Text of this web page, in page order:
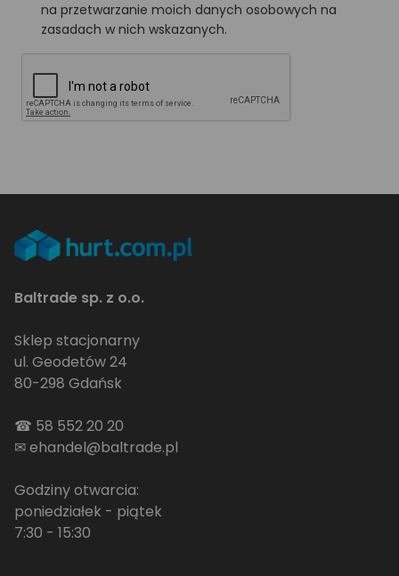
na przetwarzanie moich danych osobowych na
zasadach w nich wskazanych.
Baltrade sp. z o.o.
Sklep stacjonarny
ul. Geodetów 24
80-298 Gdańsk
☎ 58 552 20 20
✉ehandel@baltrade.pl
Godziny otwarcia:
poniedziałek - piątek
7:30 - 15:30